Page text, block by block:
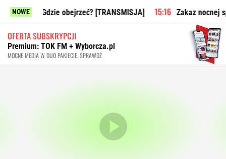
NOWEobejrzeć? [TRANSMISJA] Zakaz nocnej sprzedaży
OFERTA SUBSKRYPCJI
Premium: TOK FM + Wyborcza.pl
MOCNE MEDIA W DUO PAKIECIE. SPRAWDŹ